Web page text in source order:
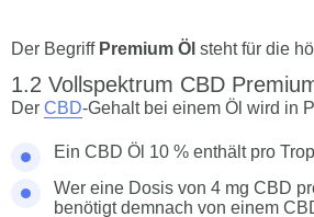
Der Begriff Premium Öl steht für die
Vollspektrum CBD
Der CBD-Gehalt bei einem Öl wird in
Ein CBD Öl 10 % enthält pro
Wer eine Dosis von 4 mg CBD
benötigt demnach von einem